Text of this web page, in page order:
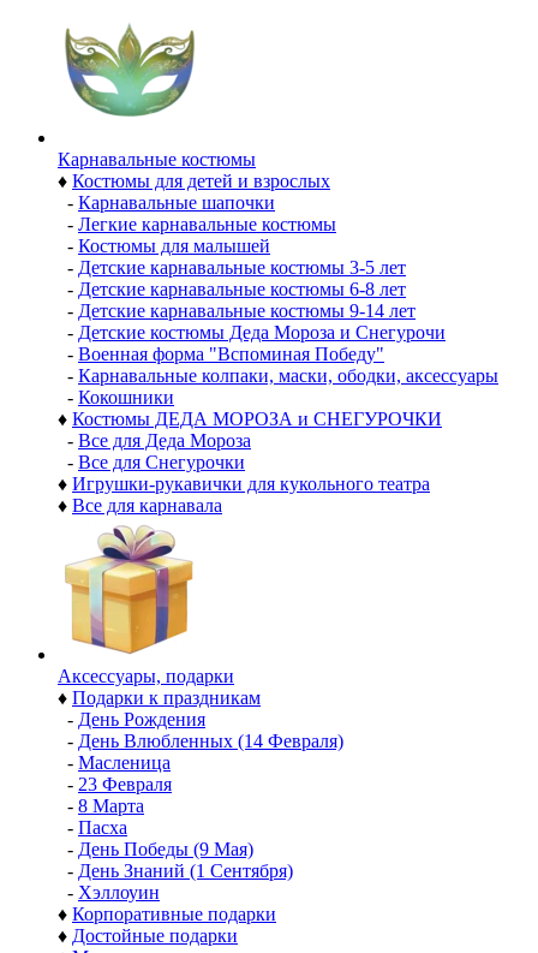
Карнавальные костюмы
♦ Костюмы для детей и взрослых
- Карнавальные шапочки
- Легкие карнавальные костюмы
- Костюмы для малышей
- Детские карнавальные костюмы 3-5 лет
- Детские карнавальные костюмы 6-8 лет
- Детские карнавальные костюмы 9-14 лет
- Детские костюмы Деда Мороза и Снегурочи
- Военная форма "Вспоминая Победу"
- Карнавальные колпаки, маски, ободки, аксессуары
- Кокошники
♦ Костюмы ДЕДА МОРОЗА и СНЕГУРОЧКИ
- Все для Деда Мороза
- Все для Снегурочки
♦ Игрушки-рукавички для кукольного театра
♦ Все для карнавала
Аксессуары, подарки
♦ Подарки к праздникам
- День Рождения
- День Влюбленных (14 Февраля)
- Масленица
- 23 Февраля
- 8 Марта
- Пасха
- День Победы (9 Мая)
- День Знаний (1 Сентября)
- Хэллоуин
♦ Корпоративные подарки
♦ Достойные подарки